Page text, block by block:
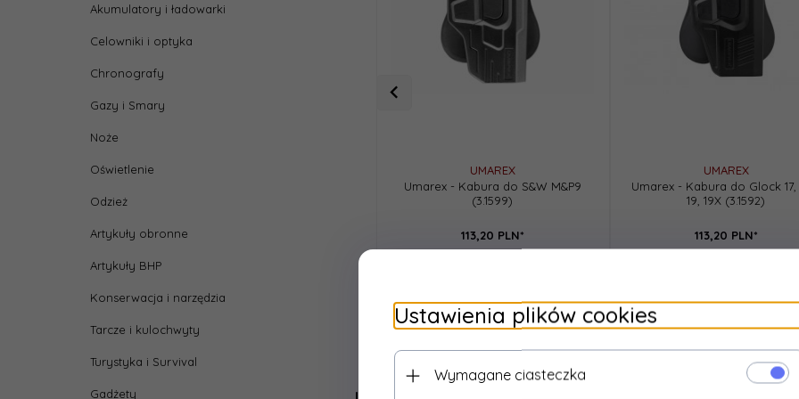
Akumulatory i ładowarki
Celowniki i optyka
Chronografy
Gazy i Smary
Noże
Oświetlenie
Odzież
Artykuły obronne
Artykuły BHP
Konserwacja i narzędzia
Tarcze i kulochwyty
Turystyka i Survival
Gadżety
UMAREX
Umarex - Kabura do S&W M&P9
(3.1599)
113,20 PLN*
UMAREX
Umarex - Kabura do Glock 17,
19, 19X (3.1592)
113,20 PLN*
Ustawienia plików cookies
Wymagane ciasteczka